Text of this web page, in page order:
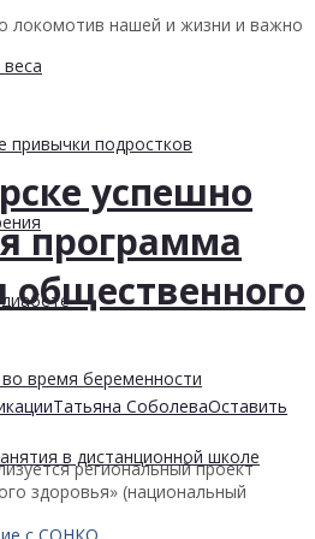
привычки подростков
время беременности
в дистанционной школе
локомотив нашей и жизни и важно
успешно
программа
общественного
Татьяна СоболеваОставить
региональный проект
здоровья» (национальный